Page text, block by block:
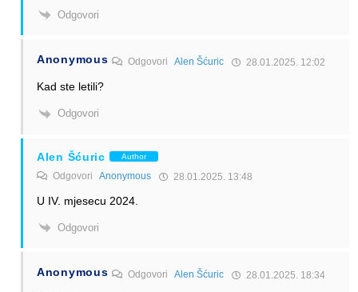
Odgovori
Anonymous OdgovoriAlen Šćuric 28.01.2025. 12:02
Kad ste letili?
Odgovori
Alen Šćuric Author
Odgovori Anonymous 28.01.2025. 13:48
U IV. mjesecu 2024.
Odgovori
Anonymous OdgovoriAlen Šćuric 28.01.2025. 18:34